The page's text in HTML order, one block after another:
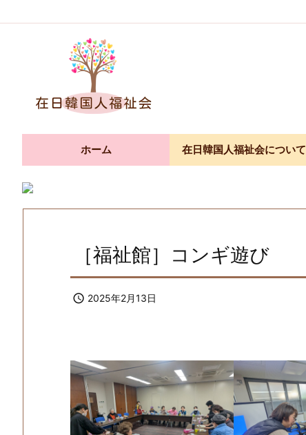
ホーム 在日韓国人福祉会について
［福祉館］コンギ遊び
 2025年2月13日